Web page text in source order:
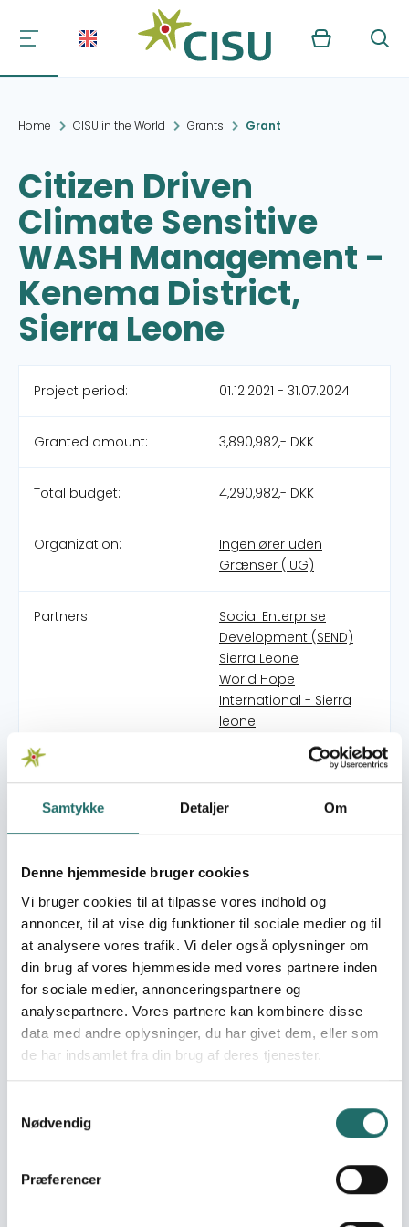
Samtykke Detaljer Om
Denne hjemmeside bruger cookies
Vi bruger cookies til at tilpasse vores indhold og
annoncer, til at vise dig funktioner til sociale medier og til
at analysere vores trafik. Vi deler også oplysninger om
din brug af vores hjemmeside med vores partnere inden
for sociale medier, annonceringspartnere og
analysepartnere. Vores partnere kan kombinere disse
data med andre oplysninger, du har givet dem, eller som
de har indsamlet fra din brug af deres tjenester.
Nødvendig
Præferencer
Kurv Søg
Home CISU in the World Grants Grant
Citizen Driven
Climate Sensitive
WASH Management -
Kenema District,
Sierra Leone
Project period: 01.12.2021 - 31.07.2024
Granted amount: 3,890,982,- DKK
Total budget: 4,290,982,- DKK
Organization:
Ingeniører uden
Grænser (IUG)
Partners:
Social Enterprise
Development (SEND)
Sierra Leone
World Hope
International - Sierra
leone
Pool: Civilsamfundspuljen
World goals:
Goal 3: Good Health
and Well-being
Goal 6: Clean Water
and Sanitation
Goal 13: Climate Action
Goal 16: Peace, Justice
and Strong Institutions
Goal 17: Partnerships for
the Goals
EWB-DK sammen World Hope International Sierra Leone
og SEND, vil med afsæt i tidligere projekter i Kenema, som